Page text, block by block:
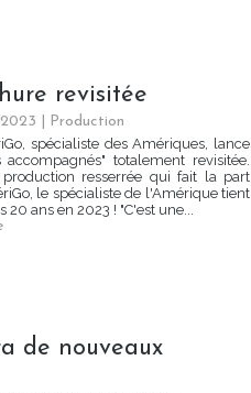
revisitée
Production
spécialiste des Amériques, lance
totalement revisitée.
resserrée qui fait la part
le spécialiste de l'Amérique tient
20 ans en 2023 ! "C'est une...
de nouveaux